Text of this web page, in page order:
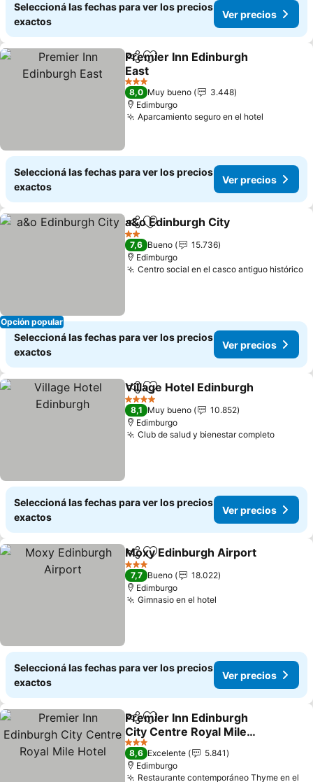
Seleccioná las fechas para ver los precios
exactos
Ver precios
CompartirAñadir a favoritos
Premier Inn Edinburgh
East
Ver precios
3 Estrellas
8,0 Muy bueno
3.448
Edimburgo
Aparcamiento seguro en el hotel
Seleccioná las fechas para ver los precios
exactos
Ver precios
Opción popular
CompartirAñadir a favoritos
a&o Edinburgh City
2 Estrellas
7,6 Bueno
15.736
Edimburgo
Centro social en el casco antiguo histórico
Seleccioná las fechas para ver los precios
exactos
Ver precios
CompartirAñadir a favoritos
Village Hotel Edinburgh
4 Estrellas
8,1 Muy bueno
10.852
Edimburgo
Club de salud y bienestar completoVer
Seleccioná las fechas para ver los precios
exactos
Ver precios
CompartirAñadir a favoritos
Moxy Edinburgh Airport
3 Estrellas
7,7 Bueno
18.022
Edimburgo
Gimnasio en el hotel
Seleccioná las fechas para ver los precios
exactos
Ver precios
CompartirAñadir a favoritos
Premier Inn Edinburgh
City Centre Royal Mile
Hotel
Ver precios
3 Estrellas
8,6 Excelente
5.841
Edimburgo
Restaurante contemporáneo Thyme en el